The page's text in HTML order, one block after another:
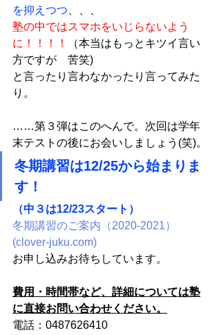
を抑えつつ
塾の中ではスマホをいじらないよう
に！！！！
（本当はもっとキツイ言い
方ですが　苦笑)
と言ったり言わなかったり言ってみた
り。
……第３弾はこのへんで。次回は学年
末テストの後にお会いしましょう(笑)。
冬期講習は12/25から始まりま
す！
（中３は12/23スタート）
冬期講習のご案内（2020-2021）
(clover-juku.com)
お申し込みお待ちしています。
費用・時間帯など、詳細については塾
に直接お問い合わせください。
電話：0487626410